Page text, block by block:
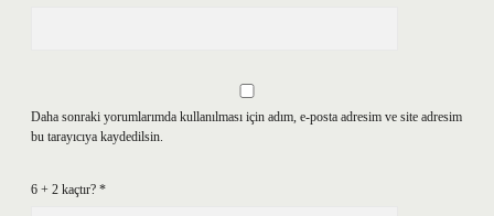
Daha sonraki yorumlarımda kullanılması için adım, e-posta adresim ve site adresim
bu tarayıcıya kaydedilsin.
6 + 2 kaçtır? *